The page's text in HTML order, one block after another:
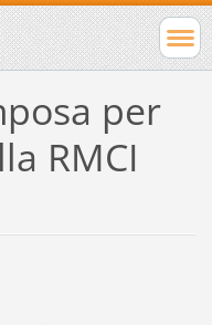
per
RMCI